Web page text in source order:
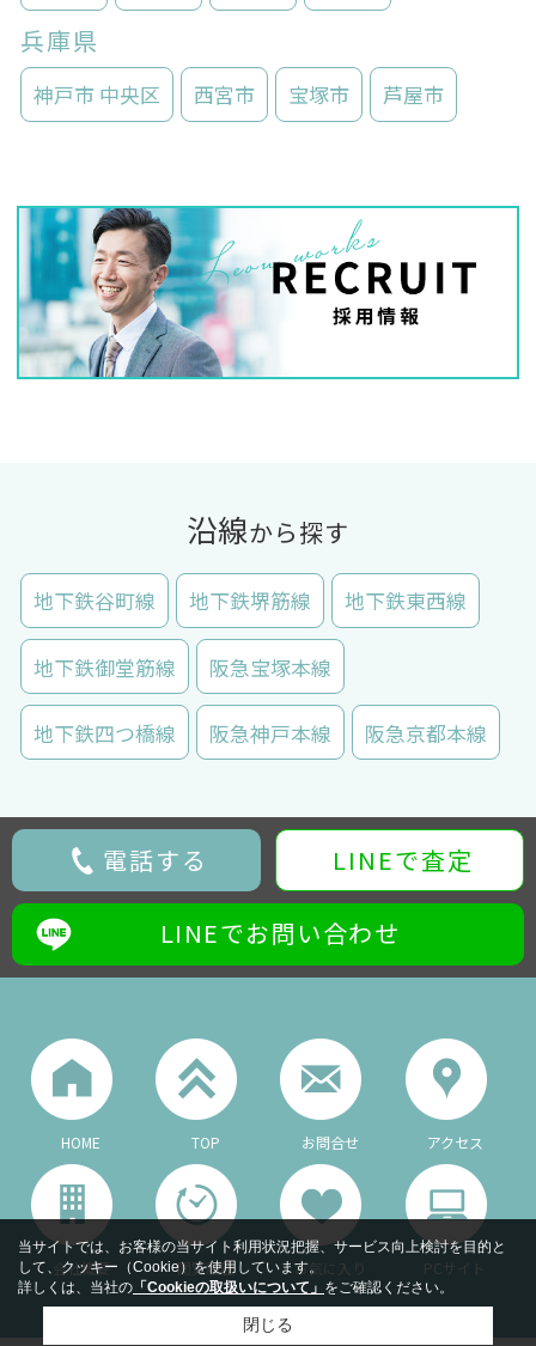
兵庫県
神戸市 中央区 西宮市 宝塚市 芦屋市
沿線から探す
地下鉄谷町線 地下鉄堺筋線 地下鉄東西線
地下鉄御堂筋線 阪急宝塚本線
地下鉄四つ橋線 阪急神戸本線 阪急京都本線
電話する LINEで査定
LINEでお問い合わせ
HOME TOP お問合せ アクセス
会社概要 閲覧履歴 お気に入り PCサイト
当サイトでは、お客様の当サイト利用状況把握、サービス向上検討を目的と
して、クッキー（Cookie）を使用しています。
詳しくは、当社の 「Cookieの取扱いについて」 をご確認ください。
閉じる